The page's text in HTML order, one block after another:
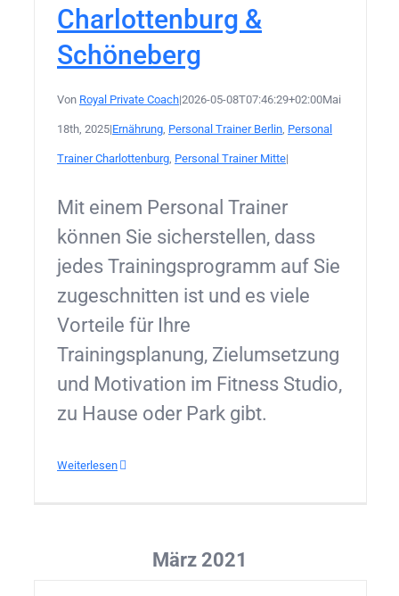
Charlottenburg &
Schöneberg
Von Royal Private Coach|2026-05-08T07:46:29+02:00Mai
18th, 2025|Ernährung Personal Trainer Berlin Personal
Trainer Charlottenburg Personal Trainer Mitte|
Mit einem Personal Trainer
können Sie sicherstellen, dass
jedes Trainingsprogramm auf Sie
zugeschnitten ist und es viele
Vorteile für Ihre
Trainingsplanung, Zielumsetzung
und Motivation im Fitness Studio,
zu Hause oder Park gibt.
Weiterlesen
März 2021